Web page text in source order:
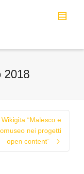
2018
Wikigita “Malesco e
nei progetti
open content”